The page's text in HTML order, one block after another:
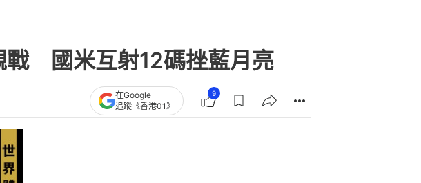
戰 國米互射12碼挫藍月亮
在Google
追蹤《香港01》
9